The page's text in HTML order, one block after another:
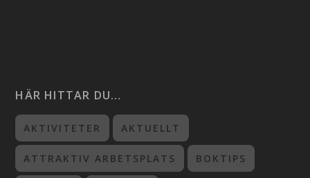
HÄR HITTAR DU…
AKTIVITETER AKTUELLT
ATTRAKTIV ARBETSPLATS BOKTIPS